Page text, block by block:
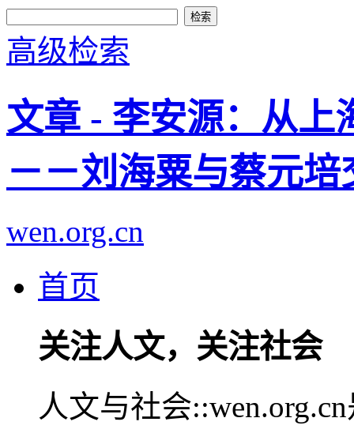
高级检索
文章 - 李安源：从上
－－刘海粟与蔡元培
wen.org.cn
首页
关注人文，关注社会
人文与社会